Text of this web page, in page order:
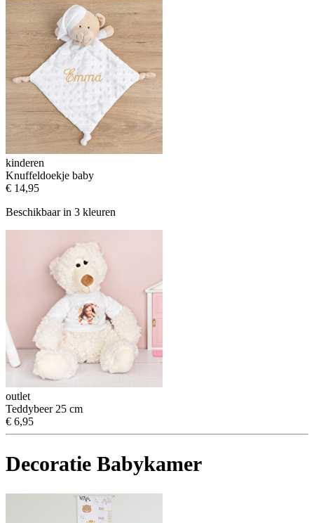
kinderen
Knuffeldoekje baby
€ 14,95
Beschikbaar in 3 kleuren
outlet
Teddybeer 25 cm
€ 6,95
Decoratie Babykamer